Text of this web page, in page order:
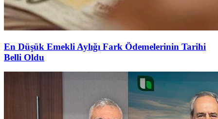
En Düşük Emekli Aylığı Fark Ödemelerinin Tarihi
Belli Oldu